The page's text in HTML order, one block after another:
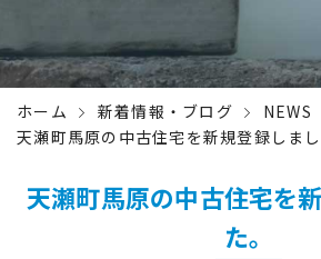
ホーム 新着情報・ブログ
NEWS
天瀬町馬原の中古住宅を新規登録しまし
天瀬町馬原の中古住宅を
た。